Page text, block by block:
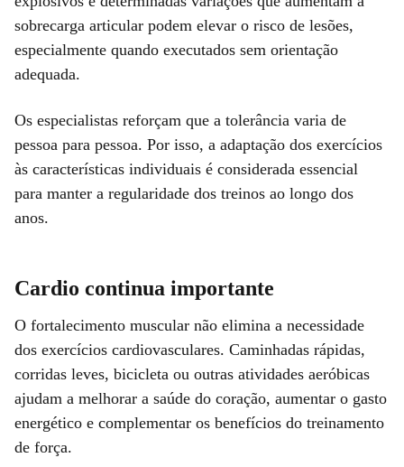
sobrecarga articular podem elevar o risco de lesões,
especialmente quando executados sem orientação
adequada.
Os especialistas reforçam que a tolerância varia de
pessoa para pessoa. Por isso, a adaptação dos exercícios
às características individuais é considerada essencial
para manter a regularidade dos treinos ao longo dos
anos.
Cardio continua importante
O fortalecimento muscular não elimina a necessidade
dos exercícios cardiovasculares. Caminhadas rápidas,
corridas leves, bicicleta ou outras atividades aeróbicas
ajudam a melhorar a saúde do coração, aumentar o gasto
energético e complementar os benefícios do treinamento
de força.